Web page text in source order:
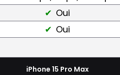
Oui
Oui
iPhone 15 Pro Max